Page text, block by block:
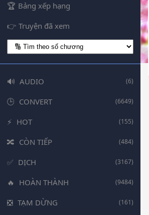
Bảng xếp hạng
Truyện đã xem
AUDIO (6)
CONVERT (6649)
HOT (155)
CÒN TIẾP (484)
DỊCH (3167)
HOÀN THÀNH (9484)
TẠM DỪNG (161)